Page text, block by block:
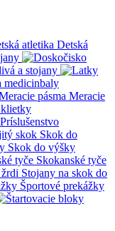
Detská
a stojany
medicinbaly
Meracie
Skok do
Skok do výšky
Skokanské tyče
Stojany na skok do
Športové prekážky